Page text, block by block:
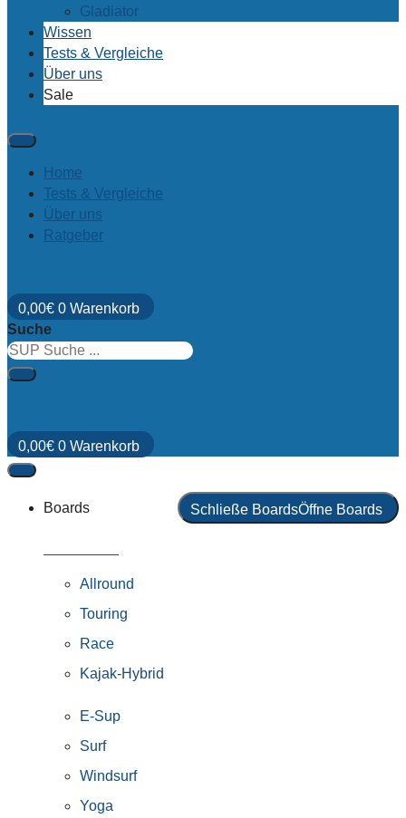
Gladiator
Wissen
Tests & Vergleiche
Über uns
Sale
Home
Tests & Vergleiche
Über uns
Ratgeber
0,00€ 0 Warenkorb
Suche
0,00€ 0 Warenkorb
Boards Schließe BoardsÖffne Boards
Allround
Touring
Race
Kajak-Hybrid
E-Sup
Surf
Windsurf
Yoga